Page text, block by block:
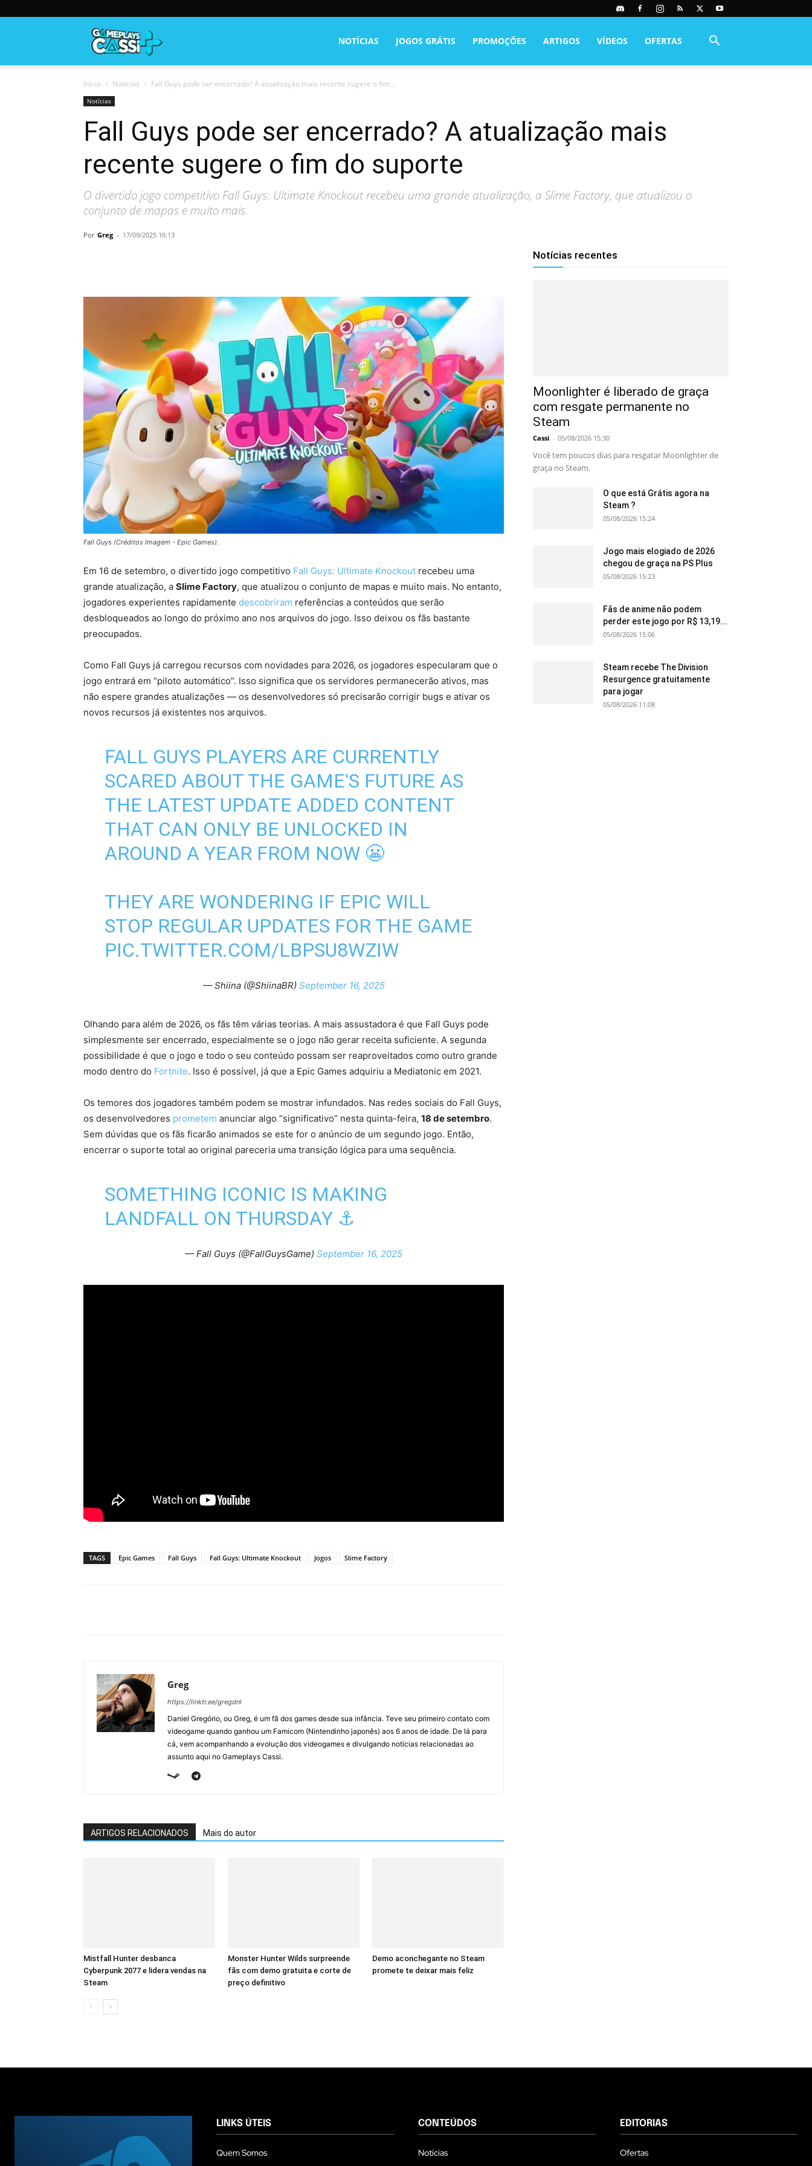
NOTÍCIAS JOGOS GRÁTIS PROMOÇÕES ARTIGOS VÍDEOS OFERTAS
Início Notícias Fall Guys pode ser encerrado? A atualização mais recente sugere o fim...
Notícias
Fall Guys pode ser encerrado? A atualização mais
recente sugere o fim do suporte
O divertido jogo competitivo Fall Guys: Ultimate Knockout recebeu uma grande atualização, a Slime Factory, que atualizou o
conjunto de mapas e muito mais.
Por Greg - 17/09/2025 16:13
Fall Guys (Créditos Imagem - Epic Games).
Em 16 de setembro, o divertido jogo competitivo Fall Guys: Ultimate Knockout recebeu uma
grande atualização, a Slime Factory, que atualizou o conjunto de mapas e muito mais. No entanto,
jogadores experientes rapidamente descobriram referências a conteúdos que serão
desbloqueados ao longo do próximo ano nos arquivos do jogo. Isso deixou os fãs bastante
preocupados.
Como Fall Guys já carregou recursos com novidades para 2026, os jogadores especularam que o
jogo entrará em “piloto automático”. Isso significa que os servidores permanecerão ativos, mas
não espere grandes atualizações — os desenvolvedores só precisarão corrigir bugs e ativar os
novos recursos já existentes nos arquivos.
FALL GUYS PLAYERS ARE CURRENTLY
SCARED ABOUT THE GAME'S FUTURE AS
THE LATEST UPDATE ADDED CONTENT
THAT CAN ONLY BE UNLOCKED IN
AROUND A YEAR FROM NOW 😬
THEY ARE WONDERING IF EPIC WILL
STOP REGULAR UPDATES FOR THE GAME
PIC.TWITTER.COM/LBPSU8WZIW
— Shiina (@ShiinaBR) September 16, 2025
Olhando para além de 2026, os fãs têm várias teorias. A mais assustadora é que Fall Guys pode
simplesmente ser encerrado, especialmente se o jogo não gerar receita suficiente. A segunda
possibilidade é que o jogo e todo o seu conteúdo possam ser reaproveitados como outro grande
modo dentro do Fortnite. Isso é possível, já que a Epic Games adquiriu a Mediatonic em 2021.
Os temores dos jogadores também podem se mostrar infundados. Nas redes sociais do Fall Guys,
os desenvolvedores prometem anunciar algo “significativo” nesta quinta-feira, 18 de setembro.
Sem dúvidas que os fãs ficarão animados se este for o anúncio de um segundo jogo. Então,
encerrar o suporte total ao original pareceria uma transição lógica para uma sequência.
SOMETHING ICONIC IS MAKING
LANDFALL ON THURSDAY ⚓
— Fall Guys (@FallGuysGame) September 16, 2025
TAGS Epic Games Fall Guys Fall Guys: Ultimate Knockout Jogos Slime Factory
Greg
https://linktr.ee/gregdnl
Daniel Gregório, ou Greg, é um fã dos games desde sua infância. Teve seu primeiro contato com
videogame quando ganhou um Famicom (Nintendinho japonês) aos 6 anos de idade. De lá para
cá, vem acompanhando a evolução dos videogames e divulgando notícias relacionadas ao
assunto aqui no Gameplays Cassi.
ARTIGOS RELACIONADOS Mais do autor
Mistfall Hunter desbanca
Cyberpunk 2077 e lidera vendas na
Steam
Monster Hunter Wilds surpreende
fãs com demo gratuita e corte de
preço definitivo
Demo aconchegante no Steam
promete te deixar mais feliz
Notícias recentes
Moonlighter é liberado de graça
com resgate permanente no
Steam
Cassi - 05/08/2026 15:30
Você tem poucos dias para resgatar Moonlighter de
graça no Steam.
O que está Grátis agora na
Steam ?
05/08/2026 15:24
Jogo mais elogiado de 2026
chegou de graça na PS Plus
05/08/2026 15:23
Fãs de anime não podem
perder este jogo por R$ 13,19...
05/08/2026 15:06
Steam recebe The Division
Resurgence gratuitamente
para jogar
05/08/2026 11:08
LINKS ÚTEIS
Quem Somos
CONTEÚDOS
Notícias
EDITORIAS
Ofertas